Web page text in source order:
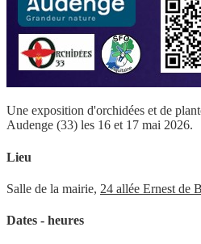
Une exposition d'orchidées et de
Audenge (33) les 16 et 17 mai 2026.
Lieu
Salle de la mairie, 24 allée Ernest de
Dates - heures